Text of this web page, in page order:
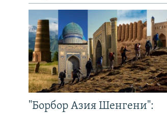
"Борбор Азия Шенгени":